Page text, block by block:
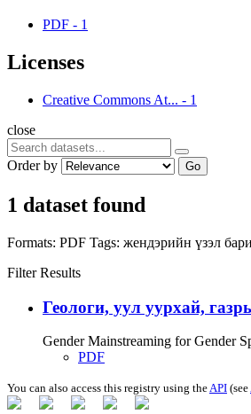
PDF - 1
Licenses
Creative Commons At... - 1
close
Order by Go
1 dataset found
Formats: PDF Tags: жендэрийн үзэл
Filter Results
Геологи, уул уурхай,
Gender Mainstreaming for Gender
PDF
You can also access this registry using theAPI (see